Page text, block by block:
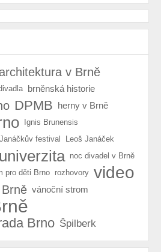
architektura v Brně
brněnská historie
DPMB herny v Brně
Ignis Brunensis
Janáčkův festival Leoš Janáček
noc divadel v Brně
pro děti Brno rozhovory video
vánoční strom
Brno Špilberk